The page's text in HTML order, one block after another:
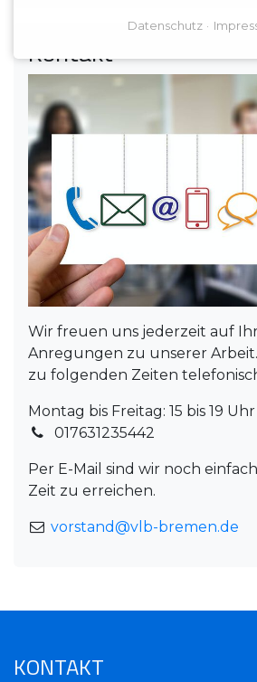
Kontakt
Wir freuen uns jederzeit auf
Anregungen zu unserer
zu folgenden Zeiten
Montag bis Freitag: 15 bis 19 Uhr
017631235442
Per E-Mail sind wir noch
Zeit zu erreichen.
vorstand@vlb-bremen.de
KONTAKT
Datenschutz